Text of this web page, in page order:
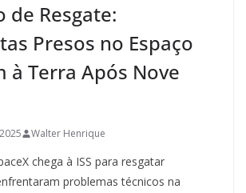
de Resgate:
Presos no Espaço
à Terra Após Nove
Walter Henrique
chega à ISS para resgatar
problemas técnicos na